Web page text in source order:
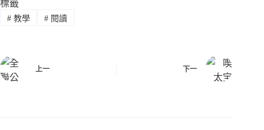
標籤
#教學 #閱讀
上一 下一